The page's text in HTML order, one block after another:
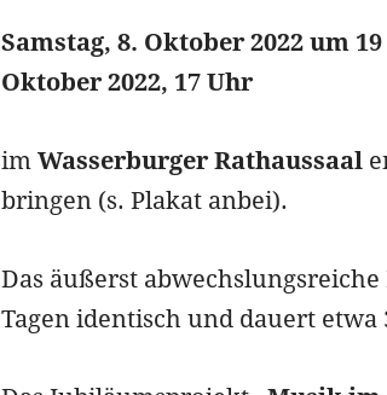
Samstag, 8. Oktober 2022 um
Oktober 2022, 17 Uhr
im Wasserburger Rathaussaal
bringen (s. Plakat anbei).
Das äußerst
Tagen identisch und dauert etwa